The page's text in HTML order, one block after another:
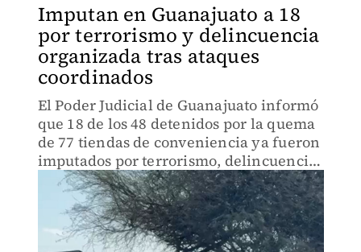
Imputan en Guanajuato a 18
por terrorismo y delincuencia
organizada tras ataques
coordinados
El Poder Judicial de Guanajuato informó
que 18 de los 48 detenidos por la quema
de 77 tiendas de conveniencia ya fueron
imputados por terrorismo, delincuencia
organizada y otros delitos.